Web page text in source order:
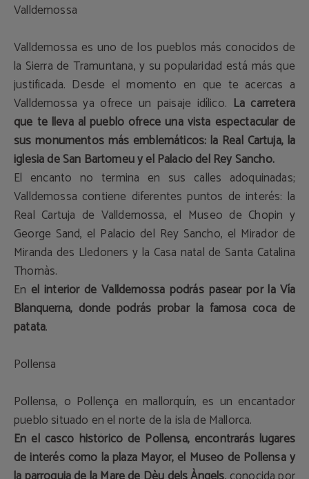
Valldemossa
Valldemossa es uno de los pueblos más conocidos de
la Sierra de Tramuntana, y su popularidad está más que
justificada. Desde el momento en que te acercas a
Valldemossa ya ofrece un paisaje idílico. La carretera
que te lleva al pueblo ofrece una vista espectacular de
sus monumentos más emblemáticos: la Real Cartuja, la
iglesia de San Bartomeu y el Palacio del Rey Sancho.
El encanto no termina en sus calles adoquinadas;
Valldemossa contiene diferentes puntos de interés: la
Real Cartuja de Valldemossa, el Museo de Chopin y
George Sand, el Palacio del Rey Sancho, el Mirador de
Miranda des Lledoners y la Casa natal de Santa Catalina
Thomàs.
En el interior de Valldemossa podrás pasear por la Vía
Blanquerna, donde podrás probar la famosa coca de
patata.
Pollensa
Pollensa, o Pollença en mallorquín, es un encantador
pueblo situado en el norte de la isla de Mallorca.
En el casco histórico de Pollensa, encontrarás lugares
de interés como la plaza Mayor, el Museo de Pollensa y